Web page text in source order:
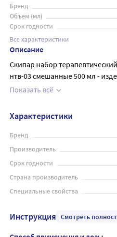
Бренд
Объем (мл)
Срок годности
Все характеристики
Описание
Скипар набор
нтв-03 смешанные 500 мл -
назначения, рекомендуется лицам с нормальным
ванны (с погружением всего
погружением в воду рук или
СКИПАР оказывают
очищают от вредных веществ,
нормальное влагосодержание
тонизирующее действие,
клеток кожи. Скипидарные
комплексной терапии при
смешанная. Есть
Показать всё
Характеристики
Бренд
Производитель
Срок годности
Страна производитель
Специальные свойства
Инструкция Смотреть